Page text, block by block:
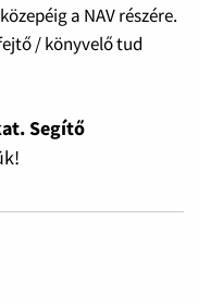
a NAV részére.
/ könyvelő tud
Segítő